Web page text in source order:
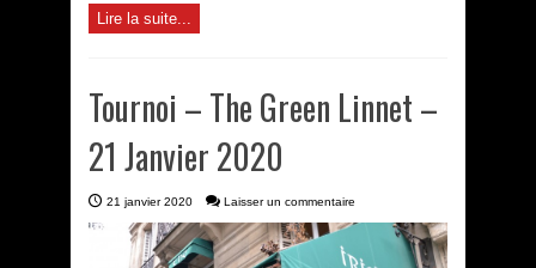
Lire la suite...
Tournoi – The Green Linnet –
21 Janvier 2020
21 janvier 2020 Laisser un commentaire